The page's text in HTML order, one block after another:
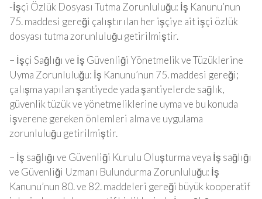
-İşçi Özlük Dosyası Tutma Zorunluluğu: İş Kanunu’nun
75. maddesi gereği çalıştırılan her işçiye ait işçi özlük
dosyası tutma zorunluluğu getirilmiştir.
– İşçi Sağlığı ve İş Güvenliği Yönetmelik ve Tüzüklerine
Uyma Zorunluluğu: İş Kanunu’nun 75. maddesi gereği;
çalışma yapılan şantiyede yada şantiyelerde sağlık,
güvenlik tüzük ve yönetmeliklerine uyma ve bu konuda
işverene gereken önlemleri alma ve uygulama
zorunluluğu getirilmiştir.
– İş sağlığı ve Güvenliği Kurulu Oluşturma veya İş sağlığı
ve Güvenliği Uzmanı Bulundurma Zorunluluğu: İş
Kanunu’nun 80. ve 82. maddeleri gereği büyük kooperatif